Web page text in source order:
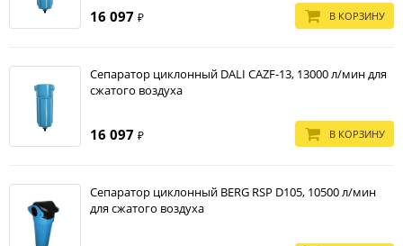
16 097 ₽ В КОРЗИНУ
Сепаратор циклонный DALI CAZF-13, 13000 л/мин для
сжатого воздуха
16 097 ₽ В КОРЗИНУ
Сепаратор циклонный BERG RSP D105, 10500 л/мин
для сжатого воздуха